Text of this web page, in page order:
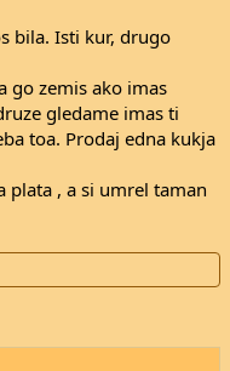
bila. Isti kur, drugo
go zemis ako imas
gledame imas ti
toa. Prodaj edna kukja
plata , a si umrel taman